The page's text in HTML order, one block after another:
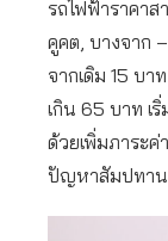
รถไฟฟ้าราคา
คูคต, บางจาก
จากเดิม 15 บา
เกิน 65 บาท เ
ด้วยเพิ่มภาระ
ปัญหาสัมปทาน